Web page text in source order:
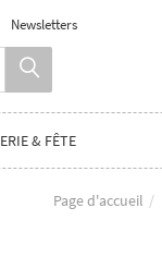
Newsletters
& FÊTE
Page d'accueil